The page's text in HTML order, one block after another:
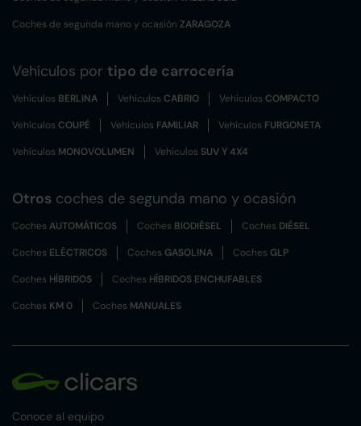
Coches de segunda mano y ocasión ZARAGOZA
Vehículos por tipo de carrocería
Vehículos BERLINA VehículosCABRIO VehículosCOMPACTO
VehículosCOUPÉ Vehículos FAMILIAR Vehículos FURGONETA
Vehículos MONOVOLUMEN Vehículos SUV Y 4X4
Otros coches de segunda mano y ocasión
CochesAUTOMÁTICOS Coches BIODIÉSEL Coches DIÉSEL
Coches ELÉCTRICOS CochesGASOLINA CochesGLP
Coches HÍBRIDOS Coches HÍBRIDOS ENCHUFABLES
Coches KM 0 Coches MANUALES
Conoce al equipo